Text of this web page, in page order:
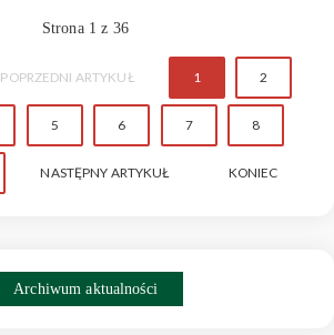
Strona 1 z 36
POPRZEDNI ARTYKUŁ 1 2
5 6 7 8
NASTĘPNY ARTYKUŁ KONIEC
Archiwum aktualności